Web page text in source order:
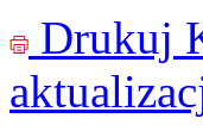
Drukuj